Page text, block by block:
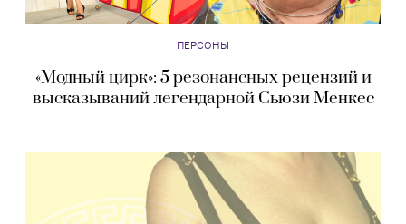
ПЕРСОНЫ
«Модный цирк»: 5 резонансных рецензий и
высказываний легендарной Сьюзи Менкес